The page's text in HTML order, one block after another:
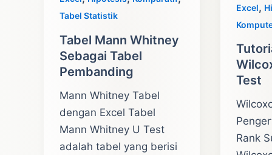
Tabel Statistik
Tabel Mann Whitney
Sebagai Tabel
Pembanding
Mann Whitney Tabel
dengan Excel Tabel
Mann Whitney U Test
adalah tabel yang berisi
Excel,
Test
Rank